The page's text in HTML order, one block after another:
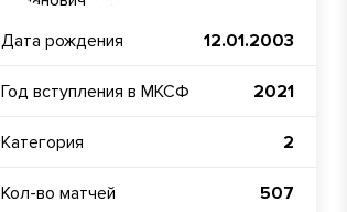
Дата рождения 12.01.2003
Год вступления в МКСФ 2021
Категория 2
Кол-во матчей 507